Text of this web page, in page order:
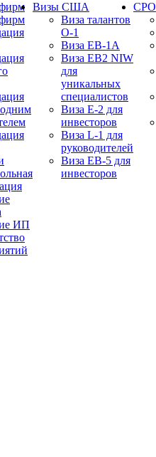
ИП
Визы США
Виза талантов
О-1
Виза EB-1A
Виза EB2 NIW
для
уникальных
специалистов
Виза E-2 для
инвесторов
Виза L-1 для
руководителей
Виза EB-5 для
инвесторов
СРО